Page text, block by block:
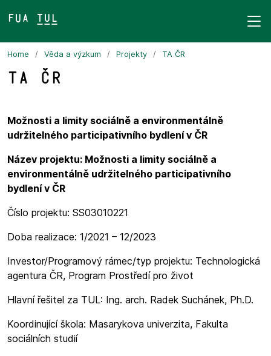
FUA TUL&
Home Věda a výzkum Projekty TA ČR
TA ČR
Možnosti a limity sociálně a environmentálně
udržitelného participativního bydlení v ČR
Název projektu: Možnosti a limity sociálně a
environmentálně udržitelného participativního
bydlení v ČR
Číslo projektu: SS03010221
Doba realizace: 1/2021 – 12/2023
Investor/Programový rámec/typ projektu: Technologická
agentura ČR, Program Prostředí pro život
Hlavní řešitel za TUL: Ing. arch. Radek Suchánek, Ph.D.
Koordinující škola: Masarykova univerzita, Fakulta
sociálních studií